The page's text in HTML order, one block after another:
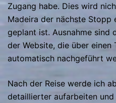
Zugang habe. Dies wird
Madeira der nächste Stopp
geplant ist. Ausnahme sind
der Website, die über einen
automatisch nachgeführt
Nach der Reise werde ich
detaillierter aufarbeiten und